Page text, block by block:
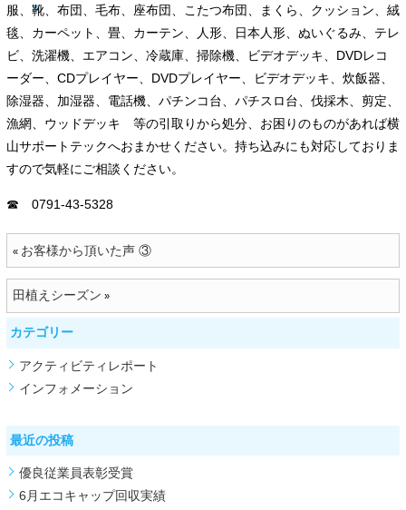
服、靴、布団、毛布、座布団、こたつ布団、まくら、クッション、絨
毯、カーペット、畳、カーテン、人形、日本人形、ぬいぐるみ、テレ
ビ、洗濯機、エアコン、冷蔵庫、掃除機、ビデオデッキ、DVDレコ
ーダー、CDプレイヤー、DVDプレイヤー、ビデオデッキ、炊飯器、
除湿器、加湿器、電話機、パチンコ台、パチスロ台、伐採木、剪定、
漁網、ウッドデッキ 等の引取りから処分、お困りのものがあれば横
山サポートテックへおまかせください。持ち込みにも対応しておりま
すので気軽にご相談ください。
☎ 0791-43-5328
« お客様から頂いた声 ③
田植えシーズン »
カテゴリー
アクティビティレポート
インフォメーション
最近の投稿
優良従業員表彰受賞
6月エコキャップ回収実績